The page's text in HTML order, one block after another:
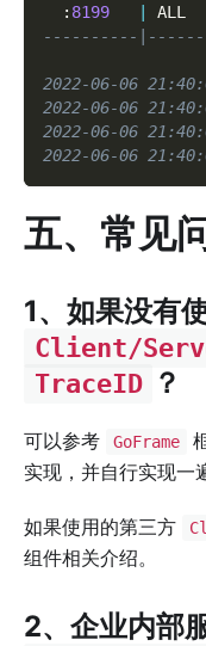
: 8199
----------
2022-06-06
2022-06-06
2022-06-06
2022-06-06
五、常见
1、如果没有
Client/
TraceID ？
可以参考 GoFrame
实现，并自行实现一
如果使用的第三方
组件相关介绍。
2、企业内部